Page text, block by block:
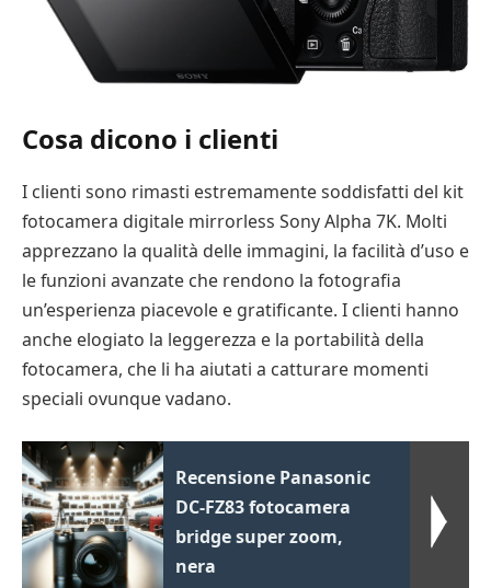
Cosa dicono i clienti
I clienti sono rimasti estremamente soddisfatti del kit
fotocamera digitale mirrorless Sony Alpha 7K. Molti
apprezzano la qualità delle immagini, la facilità d’uso e
le funzioni avanzate che rendono la fotografia
un’esperienza piacevole e gratificante. I clienti hanno
anche elogiato la leggerezza e la portabilità della
fotocamera, che li ha aiutati a catturare momenti
speciali ovunque vadano.
Recensione Panasonic
DC-FZ83 fotocamera
bridge super zoom,
nera